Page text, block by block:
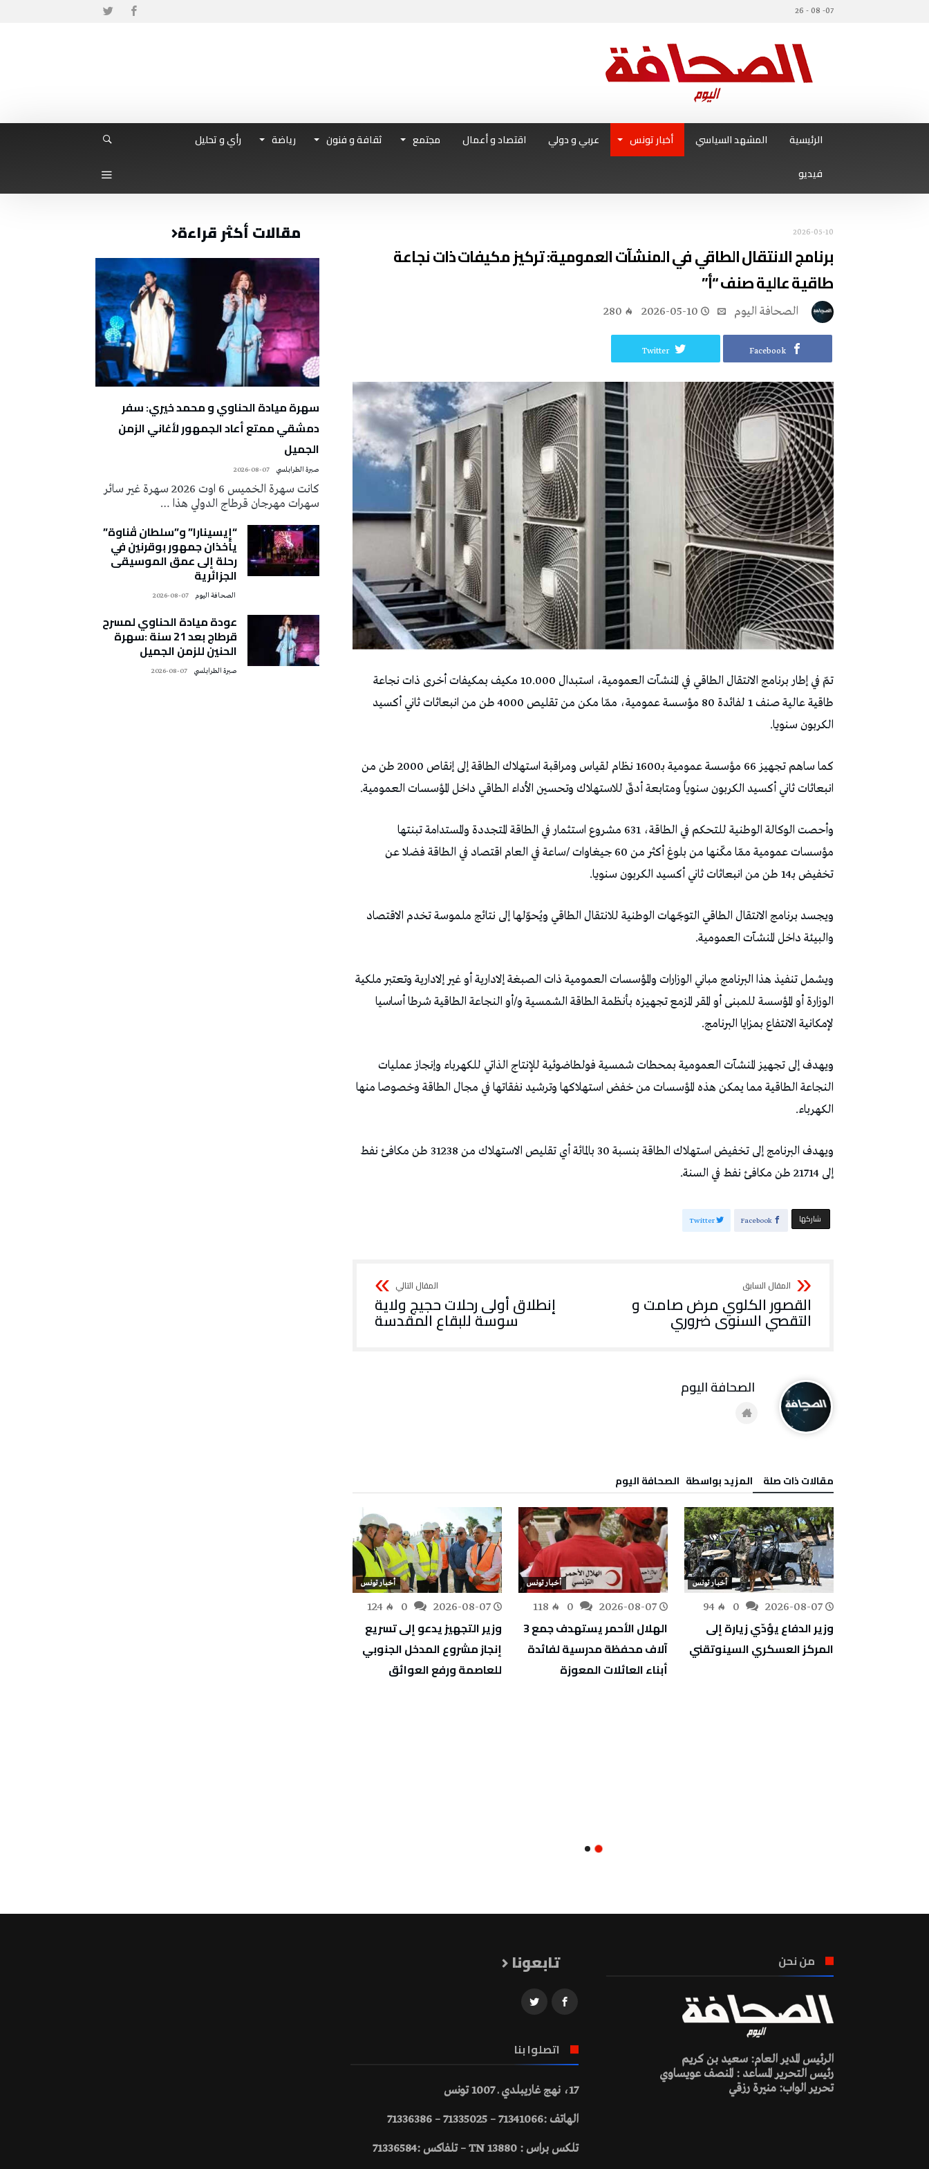
07- 08 - 26
الرئيسية المشهد السياسي أخبار تونس عربي و دولي اقتصاد و أعمال مجتمع ثقافة و فنون رياضة
رأي و تحليل
فيديو
2026-05-10
برنامج الانتقال الطاقي في المنشآت العمومية: تركيز مكيفات ذات نجاعة
طاقية عالية صنف “أ”
2026-05-10
280
Facebook
Twitter
تمّ في إطار برنامج الانتقال الطاقي في المنشآت العمومية، استبدال 10.000 مكيف بمكيفات أخرى ذات نجاعة
طاقية عالية صنف 1 لفائدة 80 مؤسسة عمومية، ممّا مكن من تقليص 4000 طن من انبعاثات ثاني أكسيد
الكربون سنويا.
كما ساهم تجهيز 66 مؤسسة عمومية بـ1600 نظام لقياس ومراقبة استهلاك الطاقة إلى إنقاص 2000 طن من
انبعاثات ثاني أكسيد الكربون سنوياً ومتابعة أدقّ للاستهلاك وتحسين الأداء الطاقي داخل المؤسسات العمومية.
وأحصت الوكالة الوطنية للتحكم في الطاقة، 631 مشروع استثمار في الطاقة المتجددة والمستدامة تبنتها
مؤسسات عمومية ممّا مكّنها من بلوغ أكثر من 60 جيغاوات /ساعة في العام اقتصاد في الطاقة فضلا عن
تخفيض بـ14 طن من انبعاثات ثاني أكسيد الكربون سنويا.
ويجسد برنامج الانتقال الطاقي التوجّهات الوطنية للانتقال الطاقي ويُحوّلها إلى نتائج ملموسة تخدم الاقتصاد
والبيئة داخل المنشآت العمومية.
ويشمل تنفيذ هذا البرنامج مباني الوزارات والمؤسسات العمومية ذات الصبغة إلادارية أو غير إلادارية وتعتبر ملكية
الوزارة أو المؤسسة للمبنى أو المقر المزمع تجهيزه بأنظمة الطاقة الشمسية و/أو النجاعة الطاقية شرطا أساسيا
لإمكانية الانتفاع بمزايا البرنامج.
ويهدف إلى تجهيز المنشآت العمومية بمحطات شمسية فولطاضوئية للإنتاج الذاتي للكهرباء وإنجاز عمليات
النجاعة الطاقية مما يمكن هذه المؤسسات من خفض استهلاكها وترشيد نفقاتها في مجال الطاقة وخصوصا منها
الكهرباء.
ويهدف البرنامج إلى تخفيض استهلاك الطاقة بنسبة 30 بالمائة أي تقليص الاستهلاك من 31238 طن مكافئ نفط
إلى 21714 طن مكافئ نفط في السنة.
‫‫ شاركها‬ Facebook
Twitter
القصور الكلوي مرض صامت و
التقصي السنوى ضروري
إنطلاق أولى رحلات حجيج ولاية
سوسة للبقاع المقدسة
‫مقالات ذات صلة‬ ‫‫المزيد بواسطة‬ ‬ ‭ ‬الصحافة‭ ‬اليوم
أخبار تونس
2026-08-07
94
وزير الدفاع يؤدّي زيارة إلى
المركز العسكري السينوتقني
أخبار تونس
2026-08-07
118
الهلال الأحمر يستهدف جمع 3
آلاف محفظة مدرسية لفائدة
أبناء العائلات المعوزة
أخبار تونس
2026-08-07
124
وزير التجهيز يدعو إلى تسريع
إنجاز مشروع المدخل الجنوبي
للعاصمة ورفع العوائق
مقالات أكثر قراءة
سهرة ميادة الحناوي و محمد خيري: سفر
دمشقي ممتع أعاد الجمهور لأغاني الزمن
الجميل
صبرة الطرابلسي 2026-08-07
كانت سهرة الخميس 6 اوت 2026 سهرة غير سائر
سهرات مهرجان قرطاج الدولي هذا …
“إيسينارا” و”سلطان ڤناوة”
يأخذان جمهور بوقرنين في
رحلة إلى عمق الموسيقى
الجزائرية
2026-08-07
عودة ميادة الحناوي لمسرح
قرطاج بعد 21 سنة :سهرة
الحنين للزمن الجميل
صبرة الطرابلسي 2026-08-07
من نحن
الرئيس المدير العام: سعيد بن كريم
رئيس التحرير المساعد : المنصف عويساوي
تحرير الواب: منيرة رزقي
تابعونا
اتصلوا بنا
17، نهج غاريبلدي ـ 1007 تونس
الهاتف :71341066 – 71335025 – 71336386
تلكس براس : 13880 TN – تلفاكس :71336584